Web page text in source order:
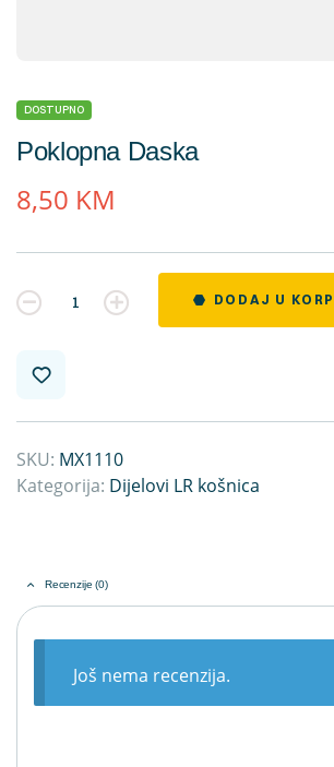
DOSTUPNO
Poklopna Daska
8,50 KM
Kvantitet DODAJ U
SKU: MX1110
Kategorija: Dijelovi LR košnica
Recenzije (0)
Još nema recenzija.